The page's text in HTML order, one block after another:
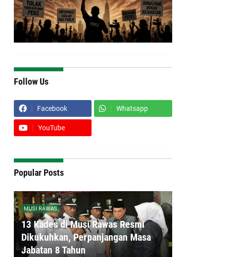
Follow Us
Facebook Whatsapp
YouTube
Popular Posts
MUSI RAWAS
13 Kades di Musi Rawas Resmi
Dikukuhkan, Perpanjangan Masa
Jabatan 8 Tahun